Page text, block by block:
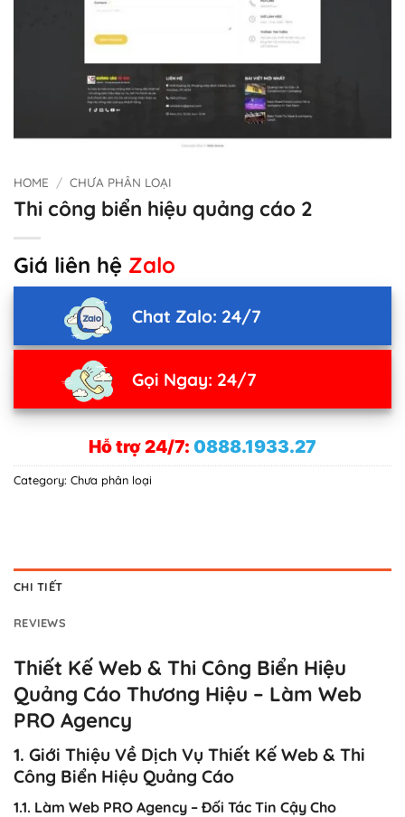
HOME / CHƯA PHÂN LOẠI
Thi công biển hiệu quảng cáo 2
Giá liên hệ Zalo
Chat Zalo: 24/7
Gọi Ngay: 24/7
Hỗ trợ 24/7: 0888.1933.27
Category: Chưa phân loại
CHI TIẾT
REVIEWS
Thiết Kế Web & Thi Công Biển Hiệu
Quảng Cáo Thương Hiệu – Làm Web
PRO Agency
1. Giới Thiệu Về Dịch Vụ Thiết Kế Web & Thi
Công Biển Hiệu Quảng Cáo
1.1. Làm Web PRO Agency – Đối Tác Tin Cậy Cho